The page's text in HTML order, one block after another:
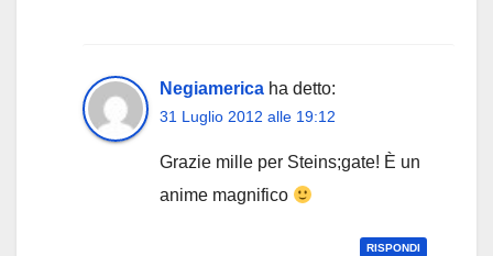
Negiamerica ha detto:
31 Luglio 2012 alle 19:12
Grazie mille per Steins;gate! È un
anime magnifico
RISPONDI